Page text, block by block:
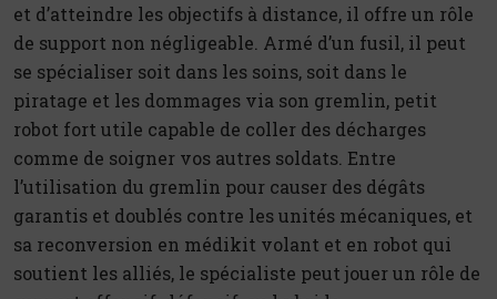
et d’atteindre les objectifs à distance, il offre un rôle
de support non négligeable. Armé d’un fusil, il peut
se spécialiser soit dans les soins, soit dans le
piratage et les dommages via son gremlin, petit
robot fort utile capable de coller des décharges
comme de soigner vos autres soldats. Entre
l’utilisation du gremlin pour causer des dégâts
garantis et doublés contre les unités mécaniques, et
sa reconversion en médikit volant et en robot qui
soutient les alliés, le spécialiste peut jouer un rôle de